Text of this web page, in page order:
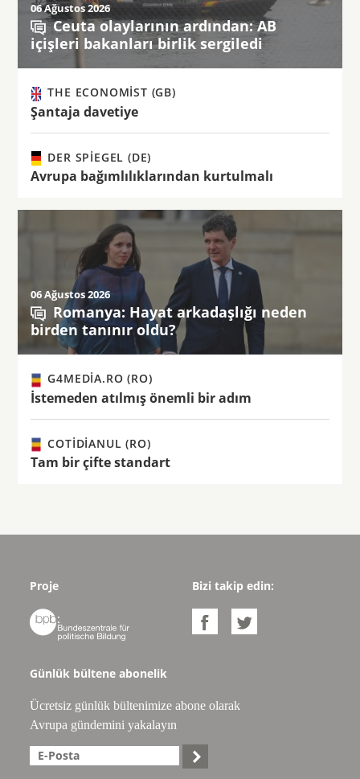
06 Ağustos 2026
Ceuta olaylarının ardından: AB
içişleri bakanları birlik sergiledi
THE ECONOMIST (GB)
Şantaja davetiye
DER SPIEGEL (DE)
Avrupa bağımlılıklarından kurtulmalı
06 Ağustos 2026
Romanya: Hayat arkadaşlığı neden
birden tanınır oldu?
G4MEDIA.RO (RO)
İstemeden atılmış önemli bir adım
COTIDIANUL (RO)
Tam bir çifte standart
Proje

Bizi takip edin:
 
Günlük bültene abonelik
Ücretsiz günlük bültenimize abone olarak
Avrupa gündemini yakalayın
